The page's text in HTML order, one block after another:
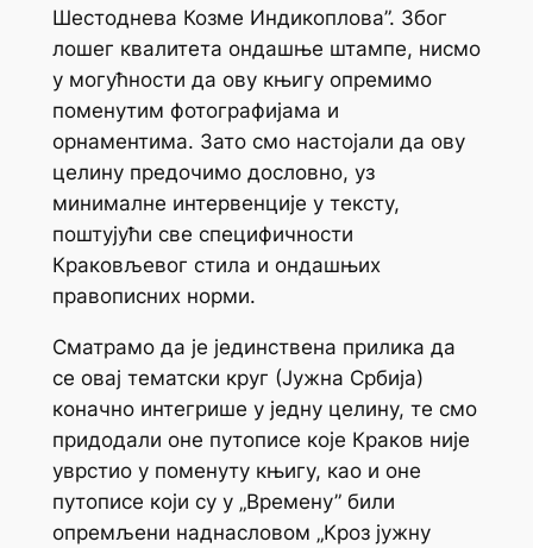
Шестоднева Козме Индикоплова”. Због
лошег квалитета ондашње штампе, нисмо
у могућности да ову књигу опремимо
поменутим фотографијама и
орнаментима. Зато смо настојали да ову
целину предочимо дословно, уз
минималне интервенције у тексту,
поштујући све специфичности
Краковљевог стила и ондашњих
правописних норми.
Сматрамо да је јединствена прилика да
се овај тематски круг (Јужна Србија)
коначно интегрише у једну целину, те смо
придодали оне путописе које Краков није
уврстио у поменуту књигу, као и оне
путописе који су у „Времену” били
опремљени наднасловом „Кроз јужну